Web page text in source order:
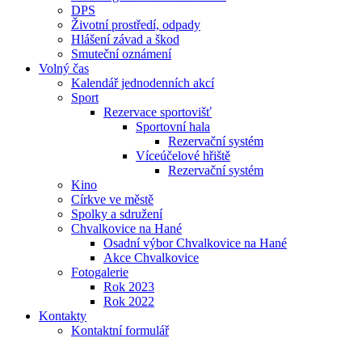
DPS
Životní prostředí, odpady
Hlášení závad a škod
Smuteční oznámení
Volný čas
Kalendář jednodenních akcí
Sport
Rezervace sportovišť
Sportovní hala
Rezervační systém
Víceúčelové hřiště
Rezervační systém
Kino
Církve ve městě
Spolky a sdružení
Chvalkovice na Hané
Osadní výbor Chvalkovice na Hané
Akce Chvalkovice
Fotogalerie
Rok 2023
Rok 2022
Kontakty
Kontaktní formulář